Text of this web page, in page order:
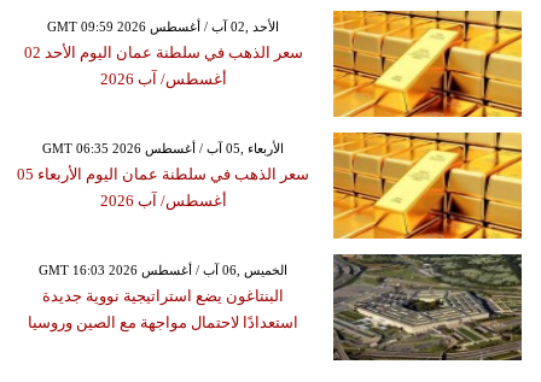
GMT 09:59 2026 الأحد ,02 آب / أغسطس
سعر الذهب في سلطنة عمان اليوم الأحد 02
أغسطس/ آب 2026
GMT 06:35 2026 الأربعاء ,05 آب / أغسطس
سعر الذهب في سلطنة عمان اليوم الأربعاء 05
أغسطس/ آب 2026
GMT 16:03 2026 الخميس ,06 آب / أغسطس
البنتاغون يضع استراتيجية نووية جديدة
استعدادًا لاحتمال مواجهة مع الصين وروسيا